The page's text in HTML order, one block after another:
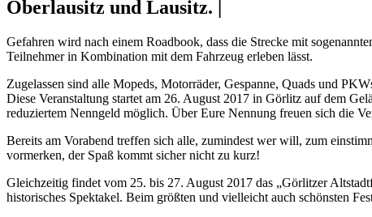
Oberlausitz und Lausitz. |
Gefahren wird nach einem Roadbook, dass die Strecke mit
Teilnehmer in Kombination mit dem Fahrzeug erleben lässt.
Zugelassen sind alle Mopeds, Motorräder, Gespanne, Quads und
Diese Veranstaltung startet am 26. August 2017 in Görlitz auf dem
reduziertem Nenngeld möglich. Über Eure Nennung freuen sich die
Bereits am Vorabend treffen sich alle, zumindest wer will, zum
vormerken, der Spaß kommt sicher nicht zu kurz!
Gleichzeitig findet vom 25. bis 27. August 2017 das „Görlitzer
historisches Spektakel. Beim größten und vielleicht auch schönsten